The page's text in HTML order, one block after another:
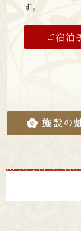
す。